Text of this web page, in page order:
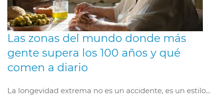
Las zonas del mundo donde más
gente supera los 100 años y qué
comen a diario
La longevidad extrema no es un accidente, es un estilo...